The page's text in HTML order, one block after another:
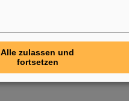
Alle zulassen und
fortsetzen